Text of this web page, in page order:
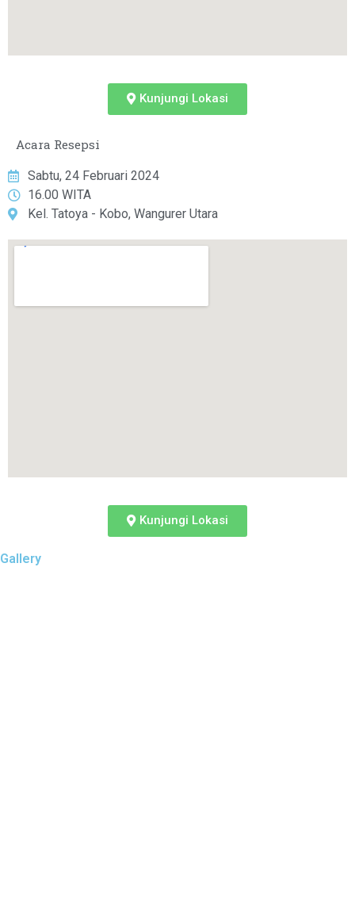
Kunjungi Lokasi
Acara Resepsi
Sabtu, 24 Februari 2024
16.00 WITA
Kel. Tatoya - Kobo, Wangurer Utara
Kunjungi Lokasi
Gallery